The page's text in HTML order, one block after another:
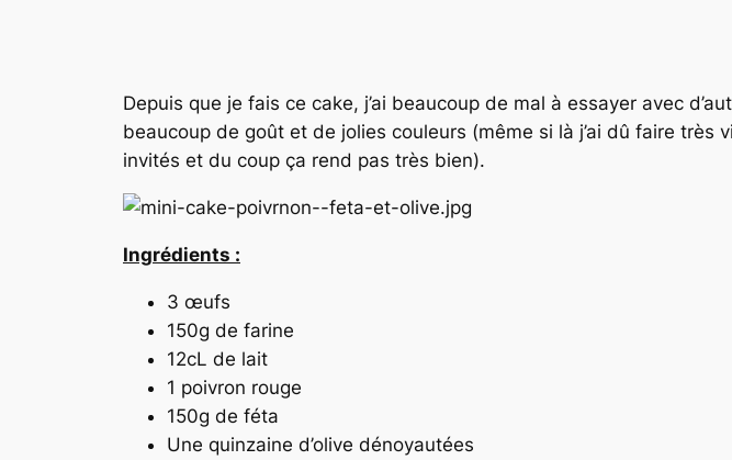
Depuis que je fais ce cake, j’ai beaucoup de mal à essayer avec
beaucoup de goût et de jolies couleurs (même si là j’ai dû faire
invités et du coup ça rend pas très bien).
Ingrédients :
3 œufs
150g de farine
12cL de lait
1 poivron rouge
150g de féta
Une quinzaine d’olive dénoyautées